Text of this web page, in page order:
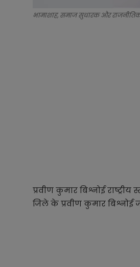
भामाशाह, समाज सुधारक और
प्रवीण कुमार बिश्नोई
जिले के प्रवीण कुमार बिश्नोई